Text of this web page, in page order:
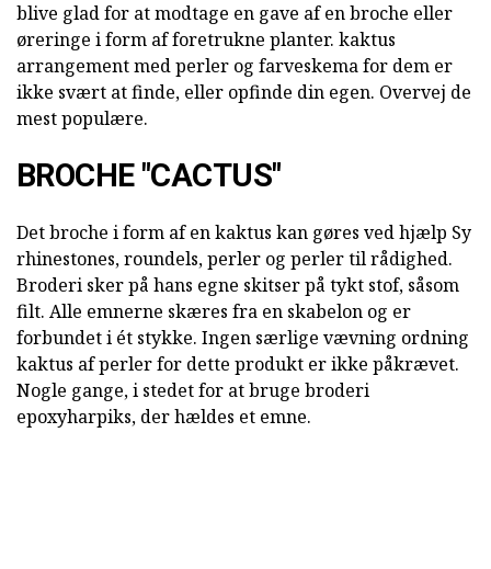
blive glad for at modtage en gave af en broche eller
øreringe i form af foretrukne planter. kaktus
arrangement med perler og farveskema for dem er
ikke svært at finde, eller opfinde din egen. Overvej de
mest populære.
BROCHE "CACTUS"
Det broche i form af en kaktus kan gøres ved hjælp Sy
rhinestones, roundels, perler og perler til rådighed.
Broderi sker på hans egne skitser på tykt stof, såsom
filt. Alle emnerne skæres fra en skabelon og er
forbundet i ét stykke. Ingen særlige vævning ordning
kaktus af perler for dette produkt er ikke påkrævet.
Nogle gange, i stedet for at bruge broderi
epoxyharpiks, der hældes et emne.